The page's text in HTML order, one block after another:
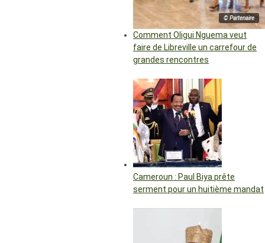
© Partenaire
Comment Oligui Nguema veut
faire de Libreville un carrefour de
grandes rencontres
Cameroun : Paul Biya prête
serment pour un huitième mandat